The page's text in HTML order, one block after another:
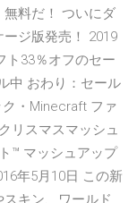
料だ！ ついにダ
ジ版発売！ 2019
ト33％オフのセー
中 おわり：セール
・Minecraft ファ
リスマスマッシュ
™ マッシュアップ
年5月10日 この新